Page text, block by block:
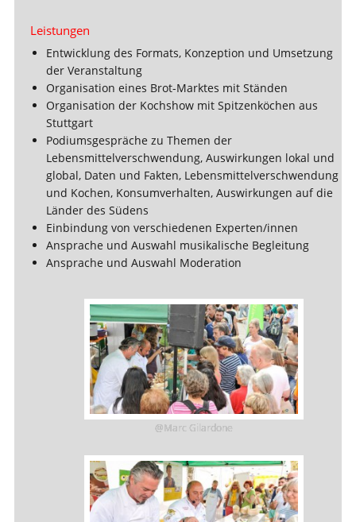
Leistungen
Entwicklung des Formats, Konzeption und Umsetzung
der Veranstaltung
Organisation eines Brot-Marktes mit Ständen
Organisation der Kochshow mit Spitzenköchen aus
Stuttgart
Podiumsgespräche zu Themen der
Lebensmittelverschwendung, Auswirkungen lokal und
global, Daten und Fakten, Lebensmittelverschwendung
und Kochen, Konsumverhalten, Auswirkungen auf die
Länder des Südens
Einbindung von verschiedenen Experten/innen
Ansprache und Auswahl musikalische Begleitung
Ansprache und Auswahl Moderation
@Marc Gilardone